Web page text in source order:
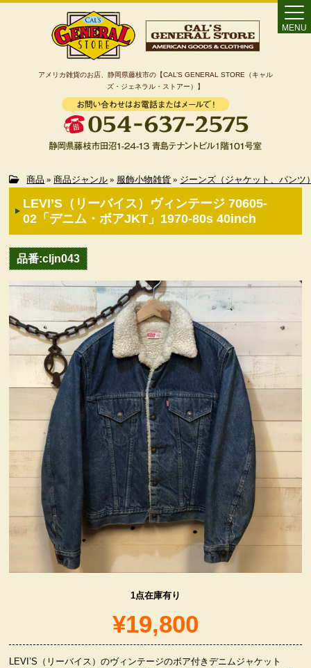
アメリカ雑貨のお店、静岡県藤枝市の【CAL’S GENERAL STORE（キャル
ズ・ジェネラル・ストアー）】
MENU
Home
カート
カテゴリー検索
ヴィンテージ・グッズ
LIFE誌 企業広告切り抜き
ファイヤーキング他
コカコーラ・グッズ
カンパニー・グッズ
キャラクター・グッズ
喫煙具
服飾小物雑貨
商品 » 商品ジャンル » 服飾小物雑貨 » ジーンズ（ジャケット、パンツ
LEVI’S（リーバイス）ヴィンテージ 70605-
02「デニム・ボアJKT」1970-80s 40inch
品番:cljn043
1点在庫有り
¥19,800
LEVI’S（リーバイス）のヴィンテージのボア付きデニムジャケット